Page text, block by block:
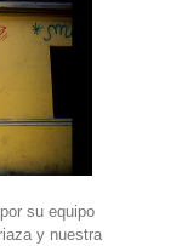
su equipo
y nuestra